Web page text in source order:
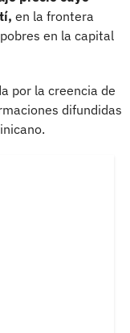
en la frontera
en la capital
por la creencia de
difundidas